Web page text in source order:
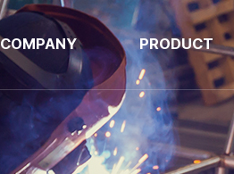
COMPANY PRODUCT